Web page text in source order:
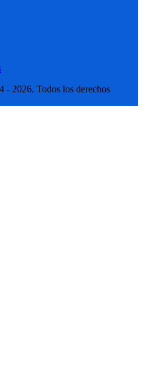
2026. Todos los derechos